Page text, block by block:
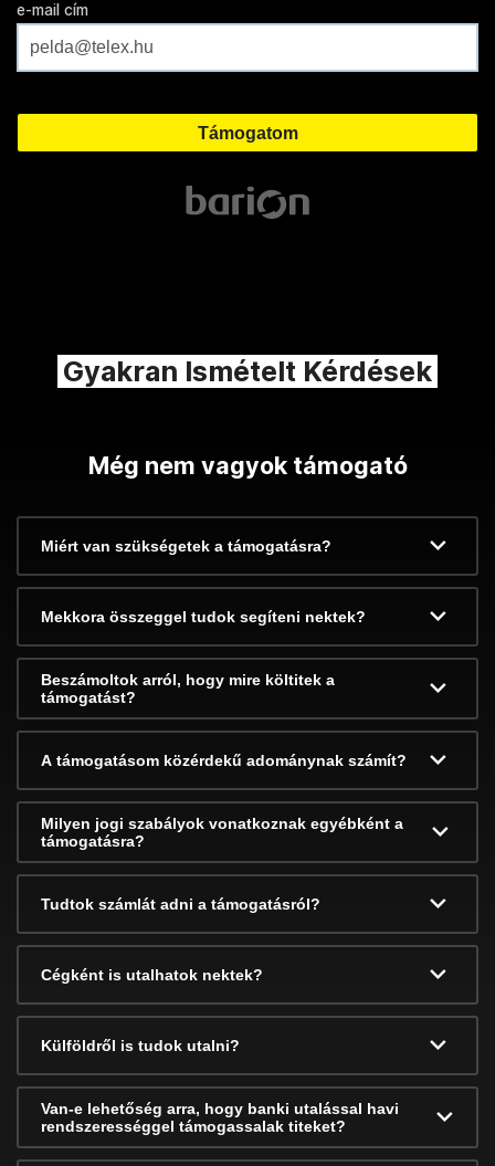
e-mail cím
Gyakran Ismételt Kérdések
Még nem vagyok támogató
Miért van szükségetek a támogatásra?
Mekkora összeggel tudok segíteni nektek?
Beszámoltok arról, hogy mire költitek a
támogatást?
A támogatásom közérdekű adománynak számít?
Milyen jogi szabályok vonatkoznak egyébként a
támogatásra?
Tudtok számlát adni a támogatásról?
Cégként is utalhatok nektek?
Külföldről is tudok utalni?
Van-e lehetőség arra, hogy banki utalással havi
rendszerességgel támogassalak titeket?